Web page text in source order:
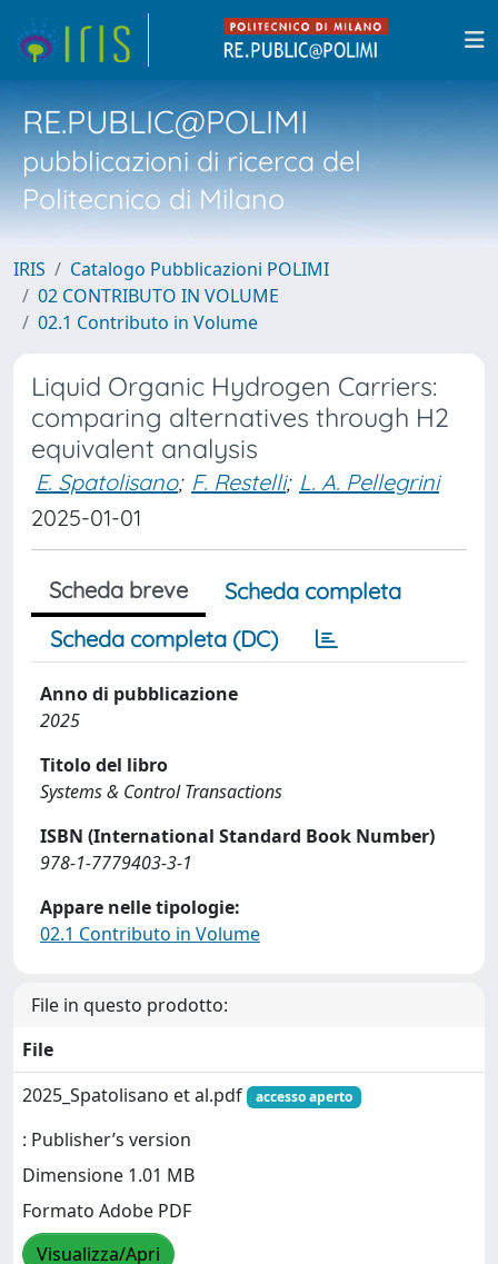
RE.PUBLIC@POLIMI
pubblicazioni di ricerca del
Politecnico di Milano
IRIS
Catalogo Pubblicazioni POLIMI
02 CONTRIBUTO IN VOLUME
02.1 Contributo in Volume
Liquid Organic Hydrogen Carriers:
comparing alternatives through H2
equivalent analysis
E. Spatolisano; F. Restelli; L. A. Pellegrini
2025-01-01
Scheda breve
Scheda completa
Scheda completa (DC)
Anno di pubblicazione
2025
Titolo del libro
Systems & Control Transactions
ISBN (International Standard Book Number)
978-1-7779403-3-1
Appare nelle tipologie:
02.1 Contributo in Volume
File in questo prodotto:
File
2025_Spatolisano et al.pdf
accesso aperto
: Publisher’s version
Dimensione 1.01 MB
Formato Adobe PDF
Visualizza/Apri